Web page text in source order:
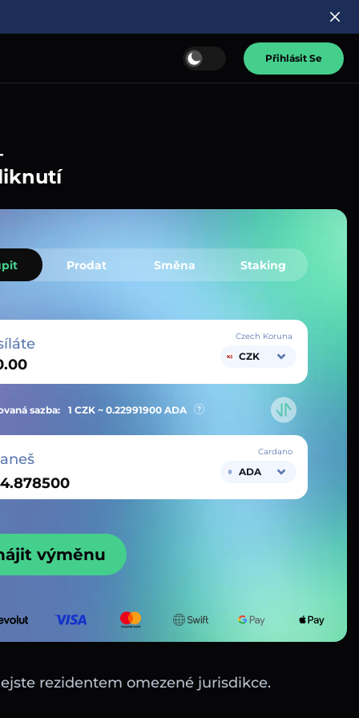
Přihlásit Se
Prodat Směna Staking
Czech Koruna
CZK
sazba: 1 CZK ~ 0.22991900 ADA
Cardano
ADA
výměnu
rezidentem omezené jurisdikce.